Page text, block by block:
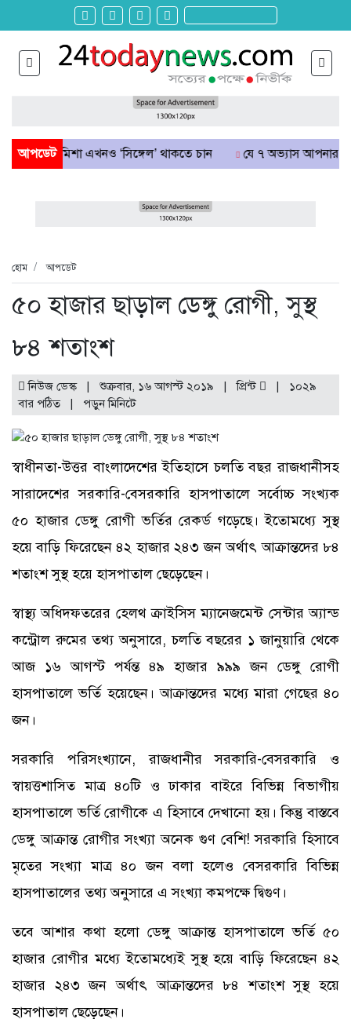
আপডেট
আমিশা এখনও ‘সিঙ্গেল’ থাকতে চান যে ৭ অভ্যাস আপনার হৃদরোগের
হোম আপডেট
৫০ হাজার ছাড়াল ডেঙ্গু রোগী, সুস্থ
৮৪ শতাংশ
নিউজ ডেস্ক | শুক্রবার, ১৬ আগস্ট ২০১৯ |প্রিন্ট | ১০২৯
বার পঠিত
| পড়ুনমিনিটে
স্বাধীনতা-উত্তর বাংলাদেশের ইতিহাসে চলতি বছর রাজধানীসহ
সারাদেশের সরকারি-বেসরকারি হাসপাতালে সর্বোচ্চ সংখ্যক
৫০ হাজার ডেঙ্গু রোগী ভর্তির রেকর্ড গড়েছে। ইতোমধ্যে সুস্থ
হয়ে বাড়ি ফিরেছেন ৪২ হাজার ২৪৩ জন অর্থাৎ আক্রান্তদের ৮৪
শতাংশ সুস্থ হয়ে হাসপাতাল ছেড়েছেন।
স্বাস্থ্য অধিদফতরের হেলথ ক্রাইসিস ম্যানেজমেন্ট সেন্টার অ্যান্ড
কন্ট্রোল রুমের তথ্য অনুসারে, চলতি বছরের ১ জানুয়ারি থেকে
আজ ১৬ আগস্ট পর্যন্ত ৪৯ হাজার ৯৯৯ জন ডেঙ্গু রোগী
হাসপাতালে ভর্তি হয়েছেন। আক্রান্তদের মধ্যে মারা গেছের ৪০
জন।
সরকারি পরিসংখ্যানে, রাজধানীর সরকারি-বেসরকারি ও
স্বায়ত্তশাসিত মাত্র ৪০টি ও ঢাকার বাইরে বিভিন্ন বিভাগীয়
হাসপাতালে ভর্তি রোগীকে এ হিসাবে দেখানো হয়। কিন্তু বাস্তবে
ডেঙ্গু আক্রান্ত রোগীর সংখ্যা অনেক গুণ বেশি! সরকারি হিসাবে
মৃতের সংখ্যা মাত্র ৪০ জন বলা হলেও বেসরকারি বিভিন্ন
হাসপাতালের তথ্য অনুসারে এ সংখ্যা কমপক্ষে দ্বিগুণ।
তবে আশার কথা হলো ডেঙ্গু আক্রান্ত হাসপাতালে ভর্তি ৫০
হাজার রোগীর মধ্যে ইতোমধ্যেই সুস্থ হয়ে বাড়ি ফিরেছেন ৪২
হাজার ২৪৩ জন অর্থাৎ আক্রান্তদের ৮৪ শতাংশ সুস্থ হয়ে
হাসপাতাল ছেড়েছেন।